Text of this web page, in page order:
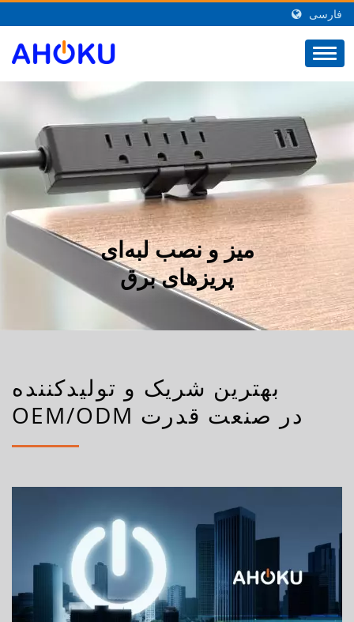
فارسی
میز و نصب لبه‌ای
پریزهای برق
بهترین شریک و تولیدکننده
OEM/ODM در صنعت قدرت